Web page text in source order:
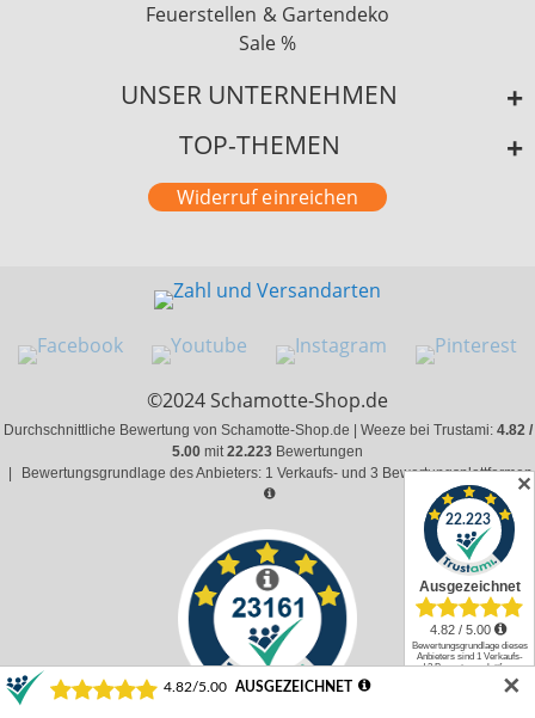
Feuerstellen & Gartendeko
Sale %
UNSER UNTERNEHMEN
TOP-THEMEN
Widerruf einreichen
©2024 Schamotte-Shop.de
Durchschnittliche Bewertung von Schamotte-Shop.de | Weeze bei Trustami: 4.82 /
5.00 mit22.223 Bewertungen
Bewertungsgrundlage des Anbieters: 1 Verkaufs- und 3 Bewertungsplattformen
✕
✕